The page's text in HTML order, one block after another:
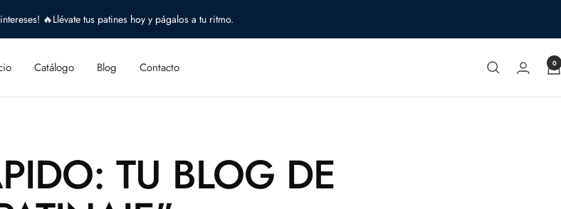
🔥Llévate tus patines hoy y págalos a tu ritmo.
Catálogo Blog Contacto 0
TU BLOG DE